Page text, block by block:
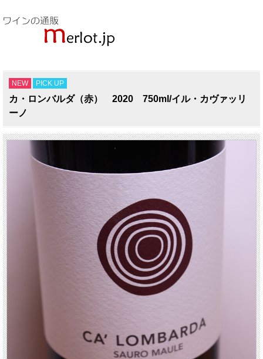
NEW PICK UP
カ・ロンバルダ（赤） 2020 750ml/イル・カヴァッリ
ーノ